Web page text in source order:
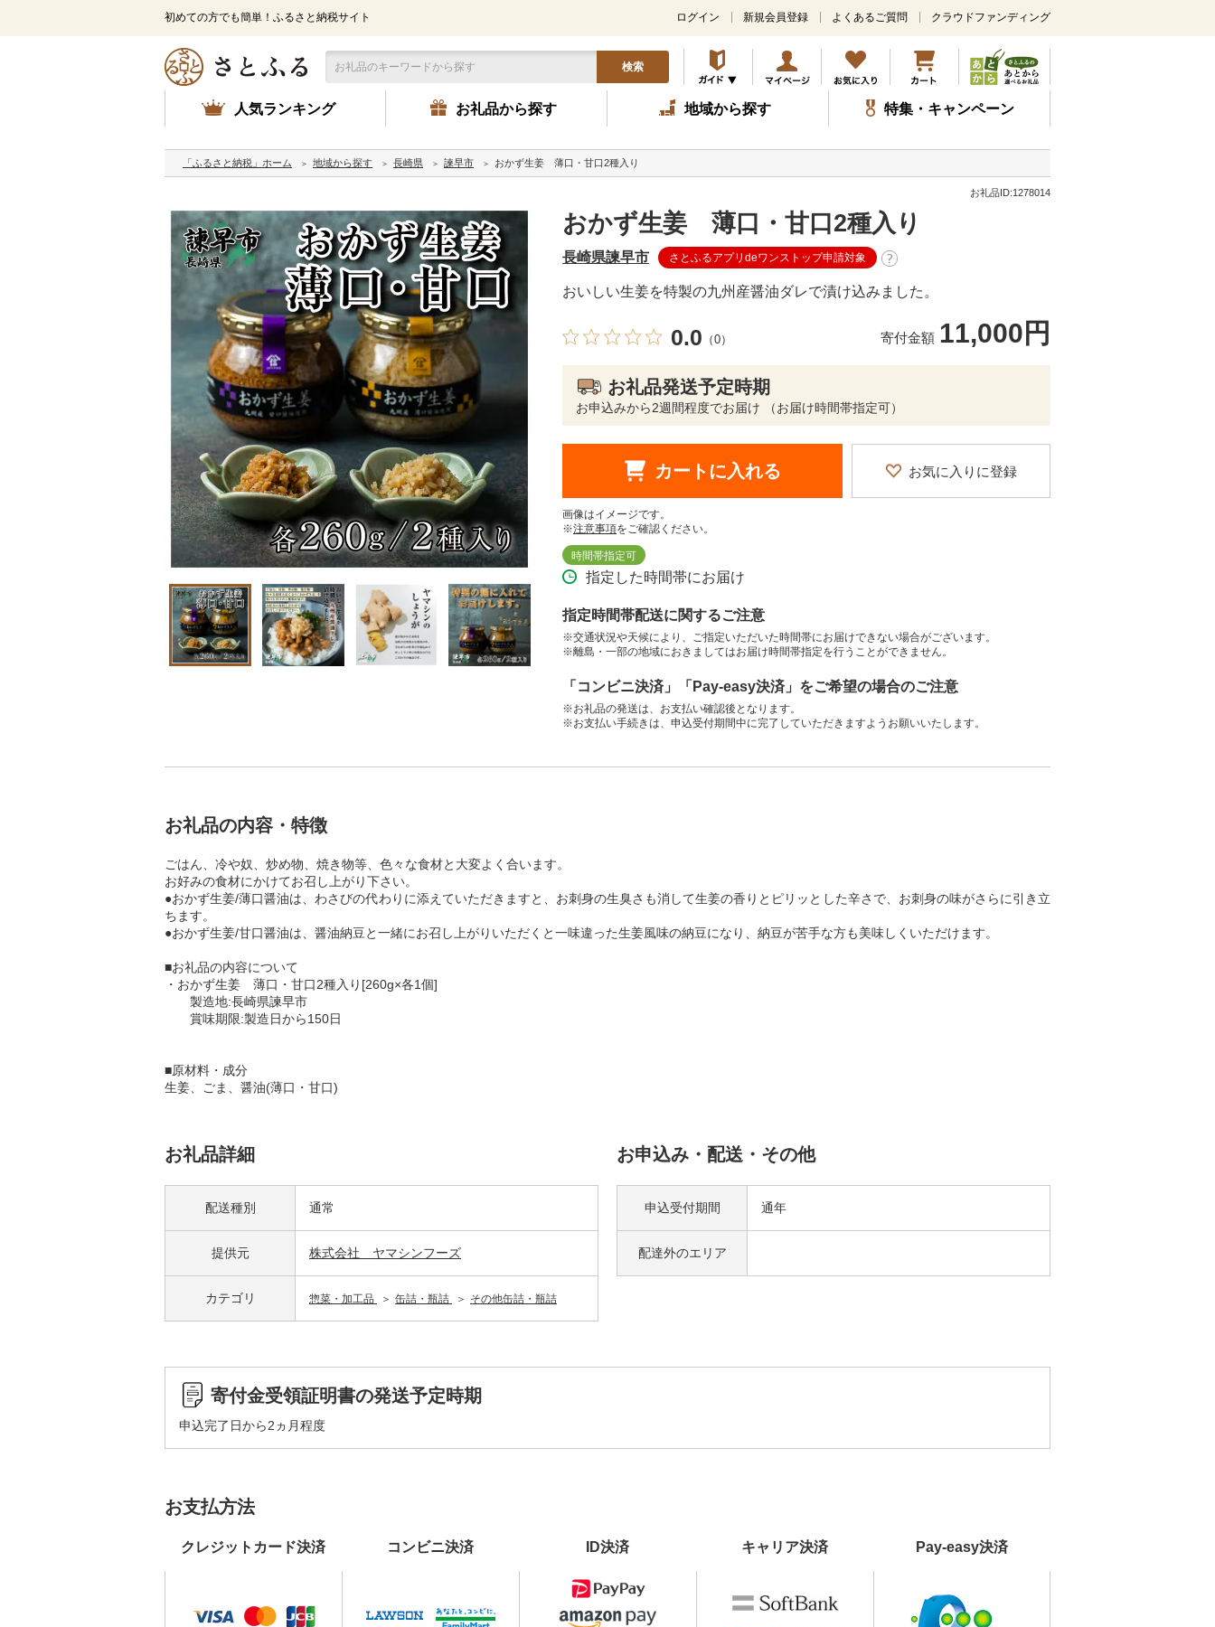
初めての方でも簡単！ふるさと納税サイト
メ
ン
コ
ン
テ
ツ
ッ
ログイン 新規会員登録 よくあるご質問 クラウドファンディング
検索
人気ランキング お礼品から探す 地域から探す 特集・キャンペーン
「ふるさと納税」ホーム 地域から探す 長崎県 諫早市 おかず生姜 薄口・甘口2種入り
お礼品ID:1278014
おかず生姜 薄口・甘口2種入り
長崎県諫早市 さとふるアプリdeワンストップ申請対象
おいしい生姜を特製の九州産醤油ダレで漬け込みました。
0.0 （0） 寄付金額 11,000円
お礼品発送予定時期
お申込みから2週間程度でお届け （お届け時間帯指定可）
カートに入れる お気に入りに登録
画像はイメージです。
※注意事項をご確認ください。
時間帯指定可
指定した時間帯にお届け
指定時間帯配送に関するご注意
※交通状況や天候により、ご指定いただいた時間帯にお届けできない場合がございます。
※離島・一部の地域におきましてはお届け時間帯指定を行うことができません。
「コンビニ決済」「Pay-easy決済」をご希望の場合のご注意
※お礼品の発送は、お支払い確認後となります。
※お支払い手続きは、申込受付期間中に完了していただきますようお願いいたします。
お礼品の内容・特徴
ごはん、冷や奴、炒め物、焼き物等、色々な食材と大変よく合います。
お好みの食材にかけてお召し上がり下さい。
●おかず生姜/薄口醤油は、わさびの代わりに添えていただきますと、お刺身の生臭さも消して生姜の香りとピリッとした辛さで、お刺身の味がさらに引き立
ちます。
●おかず生姜/甘口醤油は、醤油納豆と一緒にお召し上がりいただくと一味違った生姜風味の納豆になり、納豆が苦手な方も美味しくいただけます。
■お礼品の内容について
・おかず生姜 薄口・甘口2種入り[260g×各1個]
製造地:長崎県諫早市
賞味期限:製造日から150日
■原材料・成分
生姜、ごま、醤油(薄口・甘口)
お礼品詳細
配送種別 通常
提供元 株式会社 ヤマシンフーズ
カテゴリ 惣菜・加工品 缶詰・瓶詰 その他缶詰・瓶詰
お申込み・配送・その他
申込受付期間 通年
配達外のエリア
寄付金受領証明書の発送予定時期
申込完了日から2ヵ月程度
お支払方法
クレジットカード決済 コンビニ決済 ID決済 キャリア決済 Pay-easy決済